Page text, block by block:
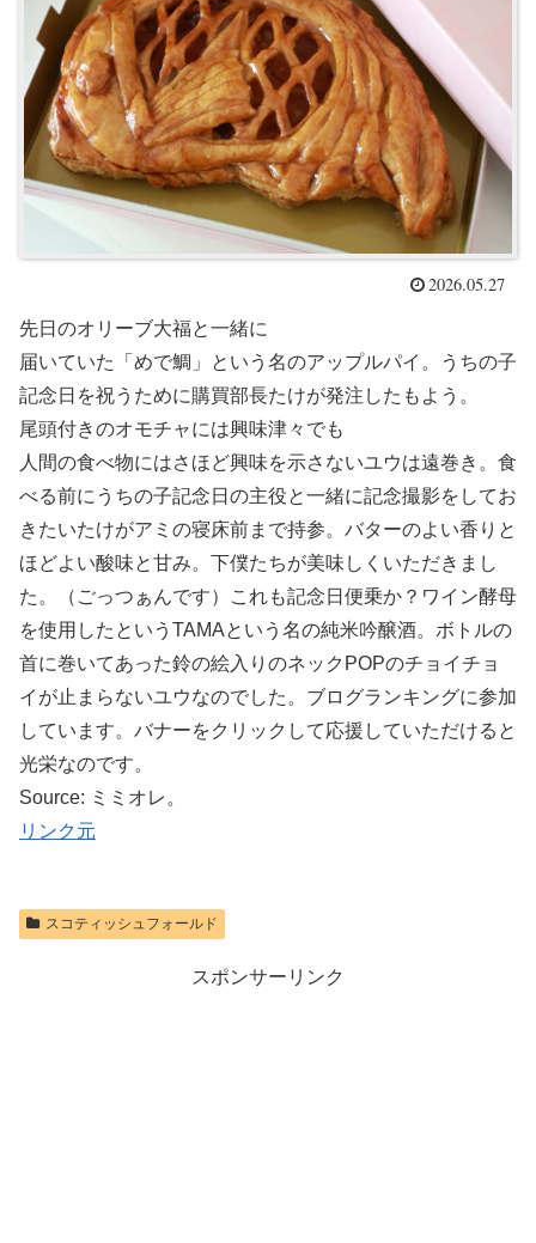
2026.05.27
先日のオリーブ大福と一緒に
届いていた「めで鯛」という名のアップルパイ。うちの子
記念日を祝うために購買部長たけが発注したもよう。
尾頭付きのオモチャには興味津々でも
人間の食べ物にはさほど興味を示さないユウは遠巻き。食
べる前にうちの子記念日の主役と一緒に記念撮影をしてお
きたいたけがアミの寝床前まで持参。バターのよい香りと
ほどよい酸味と甘み。下僕たちが美味しくいただきまし
た。（ごっつぁんです）これも記念日便乗か？ワイン酵母
を使用したというTAMAという名の純米吟醸酒。ボトルの
首に巻いてあった鈴の絵入りのネックPOPのチョイチョ
イが止まらないユウなのでした。ブログランキングに参加
しています。バナーをクリックして応援していただけると
光栄なのです。
Source: ミミオレ。
リンク元
スコティッシュフォールド
スポンサーリンク